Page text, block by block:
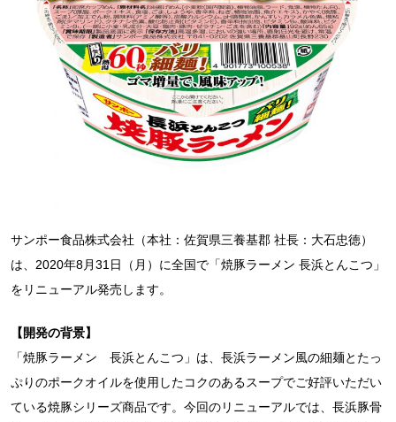
サンポー食品株式会社（本社：佐賀県三養基郡 社長：大石忠徳）
は、2020年8月31日（月）に全国で「焼豚ラーメン 長浜とんこつ」
をリニューアル発売します。
【開発の背景】
「焼豚ラーメン 長浜とんこつ」は、長浜ラーメン風の細麺とたっ
ぷりのポークオイルを使用したコクのあるスープでご好評いただい
ている焼豚シリーズ商品です。今回のリニューアルでは、長浜豚骨